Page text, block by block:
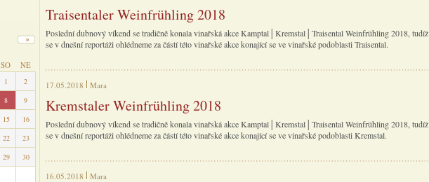
SO NE
1
2
8
9
15
16
22
23
29
30
Traisentaler Weinfrühling 2018
Poslední dubnový víkend se tradičně konala vinařská akce Kamptal│Kremstal│Traisental Weinfrühling 2018, tudíž
se v dnešní reportáži ohlédneme za částí této vinařské akce konající se ve vinařské podoblasti Traisental.
17.05.2018 Mara
Kremstaler Weinfrühling 2018
Poslední dubnový víkend se tradičně konala vinařská akce Kamptal│Kremstal│Traisental Weinfrühling 2018, tudíž
se v dnešní reportáži ohlédneme za částí této vinařské akce konající se ve vinařské podoblasti Kremstal.
16.05.2018 Mara